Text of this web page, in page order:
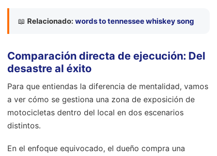
📖 Relacionado: words to tennessee whiskey song
Comparación directa de ejecución: Del
desastre al éxito
Para que entiendas la diferencia de mentalidad, vamos
a ver cómo se gestiona una zona de exposición de
motocicletas dentro del local en dos escenarios
distintos.
En el enfoque equivocado, el dueño compra una